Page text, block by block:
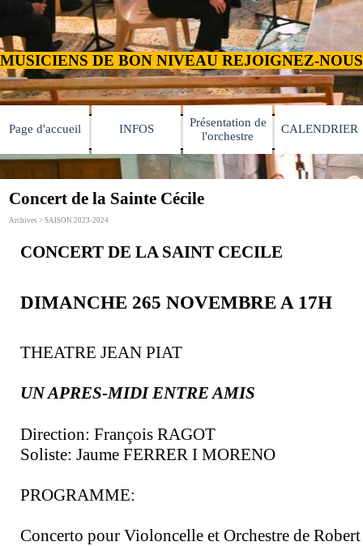
Page d'accueil INFOS ▼
Présentation de
l'orchestre
▼
CALENDRIER
MUSICIENS DE BON NIVEAU REJOIGNEZ-
Concert de la Sainte Cécile
Archives > SAISON 2023-2024
CONCERT DE LA SAINT CECILE
DIMANCHE 265 NOVEMBRE A 17H
THEATRE JEAN PIAT
UN APRES-MIDI ENTRE AMIS
Direction: François RAGOT
Soliste: Jaume FERRER I MORENO
PROGRAMME:
Concerto pour Violoncelle et Orchestre de